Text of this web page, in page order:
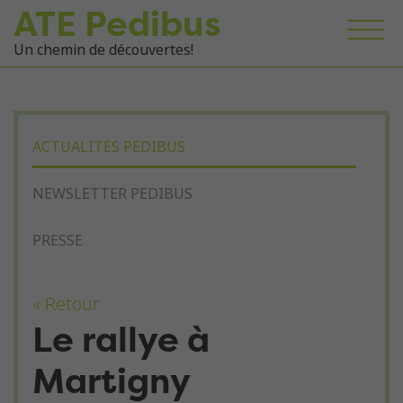
ATE Pedibus
Un chemin de découvertes!
ACTUALITÉS PEDIBUS
NEWSLETTER PEDIBUS
PRESSE
« Retour
Le rallye à
Martigny